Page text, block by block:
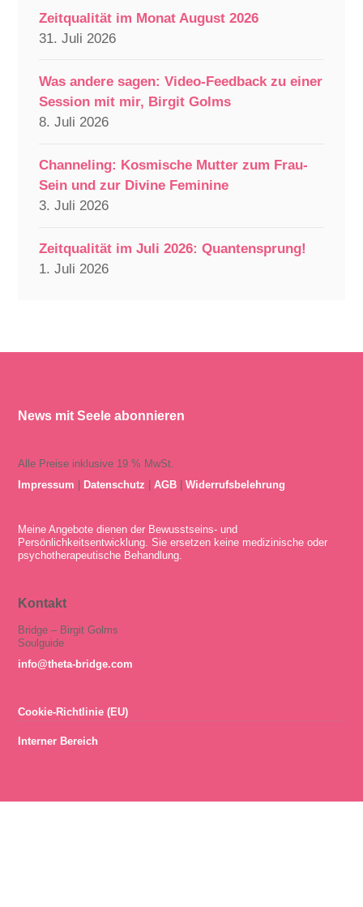
Zeitqualität im Monat August 2026
31. Juli 2026
Was andere sagen: Video-Feedback zu einer
Session mit mir, Birgit Golms
8. Juli 2026
Channeling: Kosmische Mutter zum Frau-
Sein und zur Divine Feminine
3. Juli 2026
Zeitqualität im Juli 2026: Quantensprung!
1. Juli 2026
News mit Seele abonnieren
Alle Preise inklusive 19 % MwSt.
Impressum
Datenschutz |AGB |Widerrufsbelehrung
Meine Angebote dienen der Bewusstseins- und
Persönlichkeitsentwicklung. Sie ersetzen keine medizinische oder
psychotherapeutische Behandlung.
Kontakt
Bridge – Birgit Golms
Soulguide
info@theta-bridge.com
Cookie-Richtlinie (EU)
Interner Bereich